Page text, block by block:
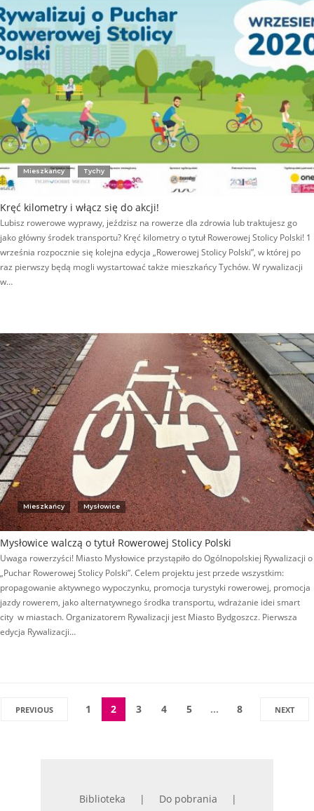
Mieszkańcy Tychy
Kręć kilometry i włącz się do akcji!
Lubisz rowerowe wyprawy, jeździsz na rowerze dla zdrowia lub traktujesz go
jako główny środek transportu? Kręć kilometry o tytuł Rowerowej Stolicy Polski! 1
września rozpocznie się kolejna edycja „Rowerowej Stolicy Polski”, w której po
raz pierwszy będą mogli wystartować także mieszkańcy Tychów. W rywalizacji
w…
Mieszkańcy Mysłowice
Mysłowice walczą o tytuł Rowerowej Stolicy Polski
Uwaga rowerzyści! Miasto Mysłowice przystąpiło do Ogólnopolskiej Rywalizacji o
„Puchar Rowerowej Stolicy Polski”. Celem projektu jest przede wszystkim:
propagowanie aktywnego wypoczynku, promocja turystyki rowerowej, promocja
jazdy rowerem, jako alternatywnego środka transportu, wdrażanie idei smart
city w miastach. Organizatorem Rywalizacji jest Miasto Bydgoszcz. Pierwsza
edycja Rywalizacji…
PREVIOUS 1 2 3 4 5 … 8 NEXT
Biblioteka
Do pobrania